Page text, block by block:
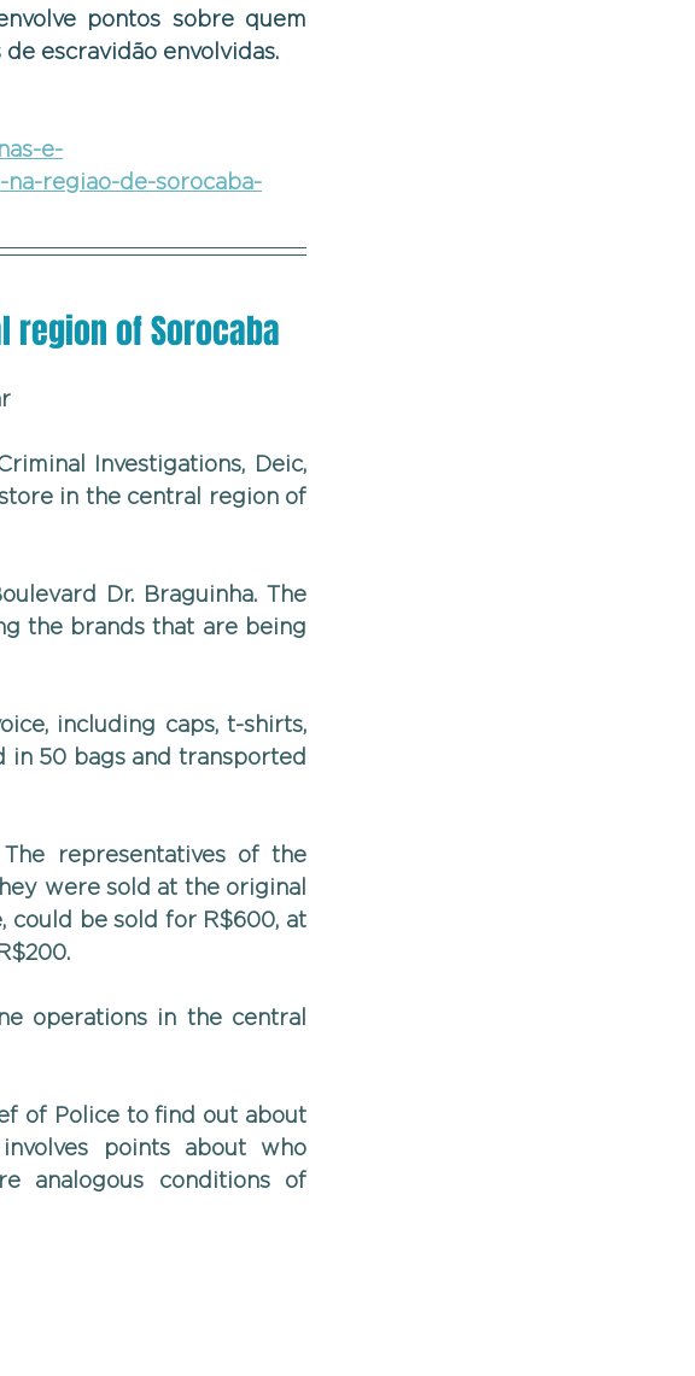
pontos sobre quem
escravidão envolvidas.
e-
regiao-de-sorocaba-
of Sorocaba
Investigations, Deic,
in the central region of
Dr. Braguinha. The
the brands that are being
including caps, t-shirts,
in 50 bags and transported
representatives of the
were sold at the original
could be sold for R$600, at
operations in the central
of Police to find out about
points about who
analogous conditions of